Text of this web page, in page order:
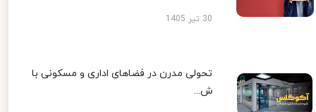
30 تیر 1405
تحولی مدرن در فضاهای اداری و مسکونی با
ش...